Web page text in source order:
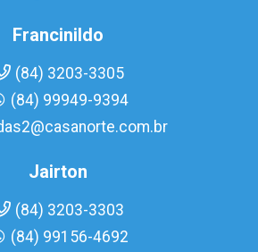
Francinildo
(84) 3203-3305
(84) 99949-9394
Jairton
(84) 3203-3303
(84) 99156-4692